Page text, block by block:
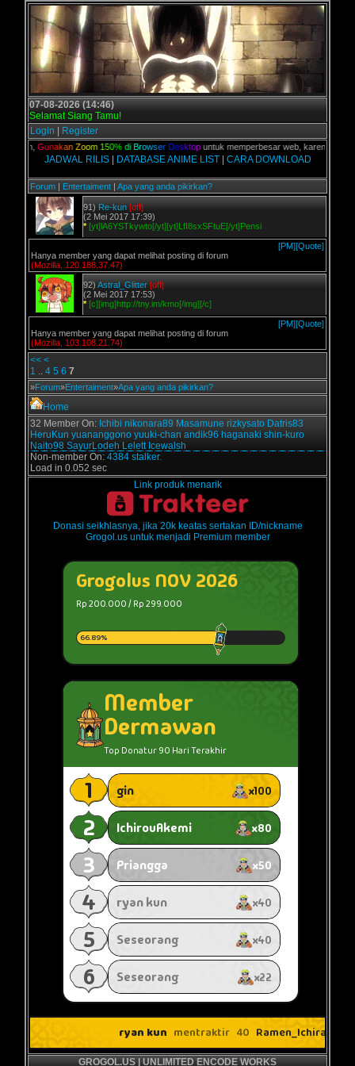
07-08-2026 (14:46)
Selamat Siang Tamu!
Login
Register
G unakan Zoom 150% di Browser D esktopuntuk memperbesar web, karena aslinya
JADWAL RILIS| DATABASE ANIME LIST| CARA DOWNLOAD
Forum | Entertaiment | Apa yang anda pikirkan?
91) Re-kun [off]
(2 Mei 2017 17:39)
* [yt]lA6YSTkywto[/yt][yt]LfI8sxSFtuE[/yt]Pensi
[PM][Quote]
Hanya member yang dapat melihat posting di forum
(Mozilla, 120.188.37.47)
92) Astral_Glitter [off]
(2 Mei 2017 17:53)
* [c][img]http://tny.im/kmo[/img][/c]
[PM][Quote]
Hanya member yang dapat melihat posting di forum
(Mozilla, 103.108.21.74)
<< <
1 .. 4 5 6 7
»Forum»Entertaiment»Apa yang anda pikirkan?
Home
32 Member On: Ichibi nikonara89 Masamune rizkysato Datris83
HeruKun yuananggono yuuki-chan andik96 haganaki shin-kuro
Naito98 SayurLodeh Lelett Icewalsh
Non-member On: 4384 stalker.
Load in 0.052 sec
Link produk menarik
Donasi seikhlasnya, jika 20k keatas sertakan ID/nickname
Grogol.us untuk menjadi Premium member
GROGOL.US | UNLIMITED ENCODE WORKS